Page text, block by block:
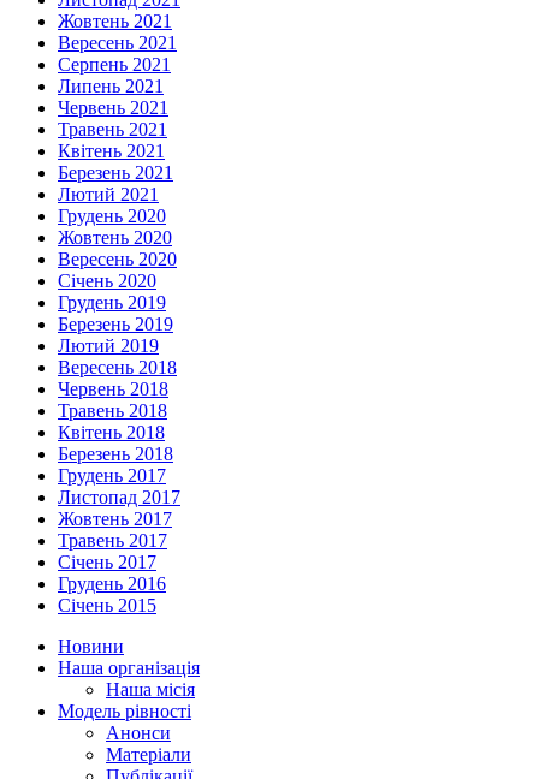
Жовтень 2021
Вересень 2021
Серпень 2021
Липень 2021
Червень 2021
Травень 2021
Квітень 2021
Березень 2021
Лютий 2021
Грудень 2020
Жовтень 2020
Вересень 2020
Січень 2020
Грудень 2019
Березень 2019
Лютий 2019
Вересень 2018
Червень 2018
Травень 2018
Квітень 2018
Березень 2018
Грудень 2017
Листопад 2017
Жовтень 2017
Травень 2017
Січень 2017
Грудень 2016
Січень 2015
Новини
Наша організація
Наша місія
Модель рівності
Анонси
Матеріали